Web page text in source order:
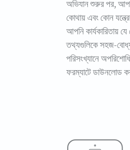
অভিযান শুরুর পর,
কোথায় এবং কোন
আপনি কার্যকারিতায়
তথ্যগুলিকে সহজ-বোধ্য
পরিসংখ্যানে
ফরম্যাটে ডাউনলোড